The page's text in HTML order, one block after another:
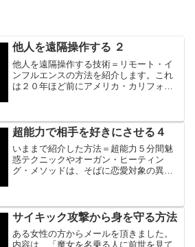
他人を遠隔操作する ２
他人を遠隔操作する技術＝リモート・イ
ンフルエンスの方法を紹介します。これ
は２０年ほど前にアメリカ・カリフォル
ものです。
超能力で相手を好きにさせる４
いままで紹介した方法＝超能力５分間魅
惑テクニックやオーガン・ヒーティン
グ・メソッドは、そばに恋愛対象の異性
サイキック攻撃から身を守る方法
ある女性の方からメールを頂きました。
内容は、「魔女を名乗る人に前世を見て